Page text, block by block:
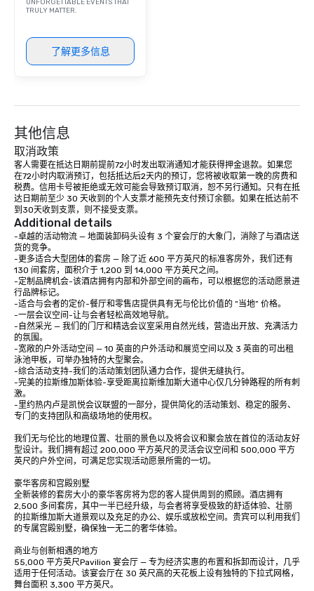
UNFORGETTABLE EVENTS THAT
TRULY MATTER.
了解更多信息
其他信息
取消政策
客人需要在抵达日期前提前72小时发出取消通知才能获得押金退款。如果您
在72小时内取消预订，包括抵达后2天内的预订，您将被收取第一晚的房费和
税费。信用卡号被拒绝或无效可能会导致预订取消，恕不另行通知。只有在抵
达日期前至少 30 天收到的个人支票才能预先支付预订余额。如果在抵达前不
到30天收到支票，则不接受支票。
Additional details
-卓越的活动物流 — 地面装卸码头设有 3 个宴会厅的大象门，消除了与酒店送
货的竞争。
-更多适合大型团体的套房 — 除了近 600 平方英尺的标准客房外，我们还有
130 间套房，面积介于 1,200 到 14,000 平方英尺之间。
-定制品牌机会-该酒店拥有内部和外部空间的画布，可以根据您的活动愿景进
行品牌标记。
-适合与会者的定价-餐厅和零售店提供具有无与伦比价值的 “当地” 价格。
-一层会议空间-让与会者轻松高效地导航。
-自然采光 — 我们的门厅和精选会议室采用自然光线，营造出开放、充满活力
的氛围。
-宽敞的户外活动空间 — 10 英亩的户外活动和展览空间以及 3 英亩的可出租
泳池甲板，可举办独特的大型聚会。
-综合活动支持-我们的活动策划团队通力合作，提供无缝执行。
-完美的拉斯维加斯体验-享受距离拉斯维加斯大道中心仅几分钟路程的所有刺
激。
-里约热内卢是凯悦会议联盟的一部分，提供简化的活动策划、稳定的服务、
专门的支持团队和高级场地的使用权。
我们无与伦比的地理位置、壮丽的景色以及将会议和聚会放在首位的活动友好
型设计。我们拥有超过 200,000 平方英尺的灵活会议空间和 500,000 平方
英尺的户外空间，可满足您实现活动愿景所需的一切。
豪华客房和宫殿别墅
全新装修的套房大小的豪华客房将为您的客人提供周到的照顾。酒店拥有
2,500 多间套房，其中一半已经升级，与会者将享受极致的舒适体验、壮丽
的拉斯维加斯大道景观以及充足的办公、娱乐或放松空间。贵宾可以利用我们
的专属宫殿别墅，确保独一无二的奢华体验。
商业与创新相遇的地方
55,000 平方英尺Pavilion 宴会厅 — 专为经济实惠的布置和拆卸而设计，几乎
适用于任何活动。该宴会厅在 30 英尺高的天花板上设有独特的下拉式网格，
舞台面积 3,300 平方英尺。